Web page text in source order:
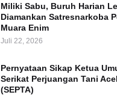
Miliki Sabu, Buruh Harian
Diamankan Satresnarkoba
Muara Enim
Juli 22, 2026
Pernyataan Sikap Ketua
Serikat Perjuangan Tani
(SEPTA)